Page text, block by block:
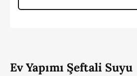
Ev Yapımı Şeftali Suyu